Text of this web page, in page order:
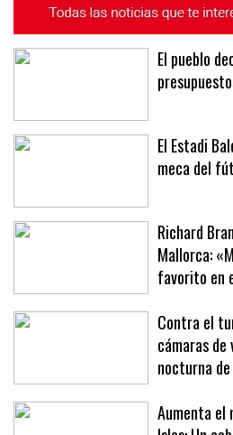
El pueblo
El Estadi
Richard
Mallorca:
favorito en
Contra el
cámaras de
nocturna